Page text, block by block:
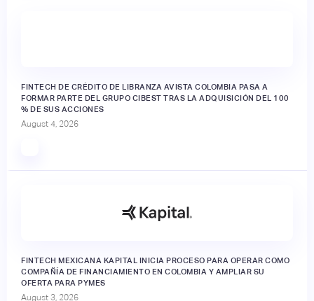
FINTECH DE CRÉDITO DE LIBRANZA AVISTA COLOMBIA PASA A
FORMAR PARTE DEL GRUPO CIBEST TRAS LA ADQUISICIÓN DEL 100
% DE SUS ACCIONES
August 4, 2026
FINTECH MEXICANA KAPITAL INICIA PROCESO PARA OPERAR COMO
COMPAÑÍA DE FINANCIAMIENTO EN COLOMBIA Y AMPLIAR SU
OFERTA PARA PYMES
August 3, 2026